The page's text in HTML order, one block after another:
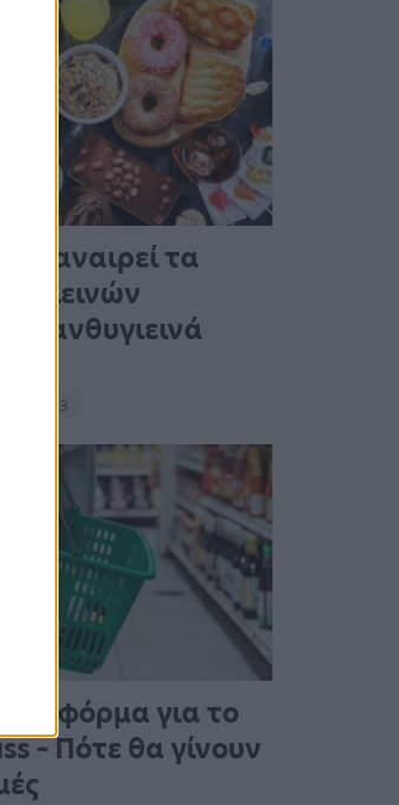
4 αναιρεί τα
υγιεινών
ανθυγιεινά
2023
για το
– Πότε θα γίνουν